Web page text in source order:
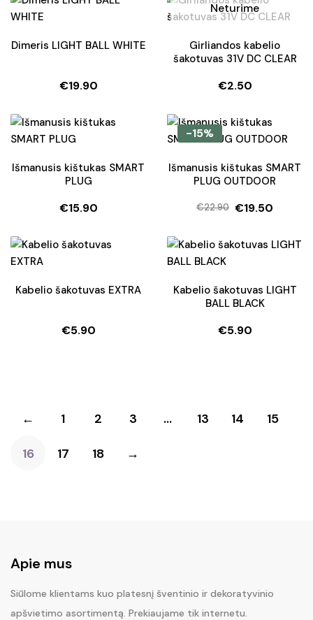
Dimeris LIGHT BALL WHITE
€19.90
Neturime
Girliandos kabelio
šakotuvas 31V DC CLEAR
€2.50
Išmanusis kištukas SMART
PLUG
€15.90
-15%
Išmanusis kištukas SMART
PLUG OUTDOOR
€22.90
Original
was:
€19.50
Current
is:
Kabelio šakotuvas EXTRA
€5.90
Kabelio šakotuvas LIGHT
BALL BLACK
€5.90
← 1 2 3 … 13 14 15
16 17 18 →
Apie mus
Siūlome klientams kuo platesnį šventinio ir dekoratyvinio
apšvietimo asortimentą. Prekiaujame tik internetu.